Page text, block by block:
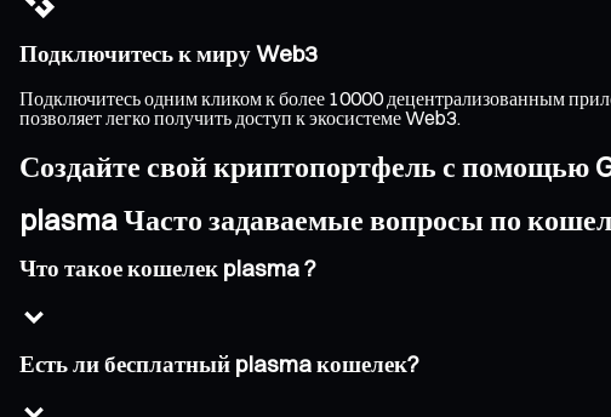
Подключитесь к миру Web3
Подключитесь одним кликом к более 10000 децентрализованным
позволяет легко получить доступ к экосистеме Web3.
Создайте свой криптопортфель с помощью
plasma Часто задаваемые вопросы по
Что такое кошелек plasma ?
Есть ли бесплатный plasma кошелек?